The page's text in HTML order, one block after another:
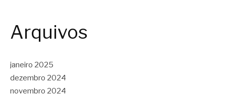
Arquivos
janeiro 2025
dezembro 2024
novembro 2024